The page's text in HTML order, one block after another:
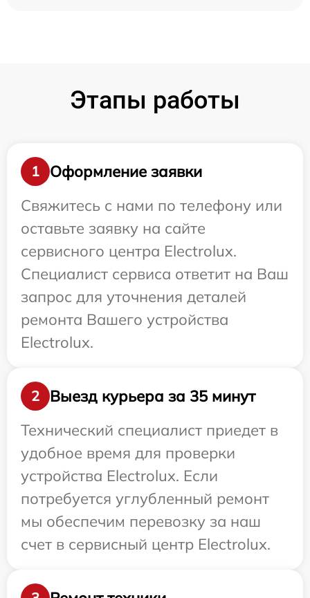
Этапы работы
1
Оформление заявки
Свяжитесь с нами по телефону или
оставьте заявку на сайте
сервисного центра Electrolux.
Специалист сервиса ответит на Ваш
запрос для уточнения деталей
ремонта Вашего устройства
Electrolux.
2
Выезд курьера за 35 минут
Технический специалист приедет в
удобное время для проверки
устройства Electrolux. Если
потребуется углубленный ремонт
мы обеспечим перевозку за наш
счет в сервисный центр Electrolux.